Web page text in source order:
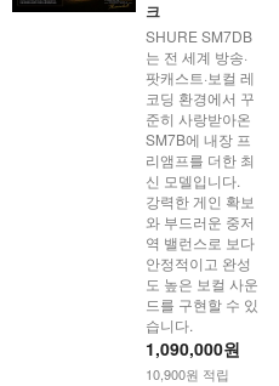
크
SHURE SM7DB
는 전 세계 방송·
팟캐스트·보컬 레
코딩 환경에서 꾸
준히 사랑받아온
SM7B에 내장 프
리앰프를 더한 최
신 모델입니다.
강력한 게인 확보
와 부드러운 중저
역 밸런스로 보다
안정적이고 완성
도 높은 보컬 사운
드를 구현할 수 있
습니다.
1,090,000원
10,900원 적립